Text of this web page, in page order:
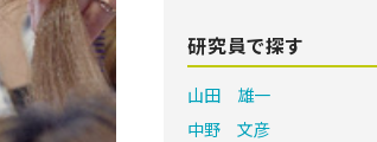
研究員で探す
山田 雄一
中野 文彦